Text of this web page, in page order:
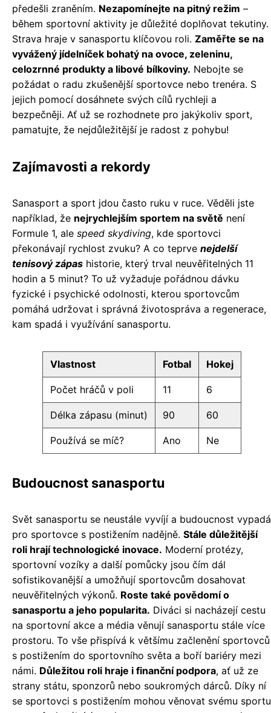
předešli zraněním. Nezapomínejte na pitný režim –
během sportovní aktivity je důležité doplňovat tekutiny.
Strava hraje v sanasportu klíčovou roli. Zaměřte se na
vyvážený jídelníček bohatý na ovoce, zeleninu,
celozrnné produkty a libové bílkoviny. Nebojte se
požádat o radu zkušenější sportovce nebo trenéra. S
jejich pomocí dosáhnete svých cílů rychleji a
bezpečněji. Ať už se rozhodnete pro jakýkoliv sport,
pamatujte, že nejdůležitější je radost z pohybu!
Zajímavosti a rekordy
Sanasport a sport jdou často ruku v ruce. Věděli jste
například, že nejrychlejším sportem na světě není
Formule 1, ale speed skydiving, kde sportovci
překonávají rychlost zvuku? A co teprve nejdelší
tenisový zápas historie, který trval neuvěřitelných 11
hodin a 5 minut? To už vyžaduje pořádnou dávku
fyzické i psychické odolnosti, kterou sportovcům
pomáhá udržovat i správná životospráva a regenerace,
kam spadá i využívání sanasportu.
Vlastnost Fotbal Hokej
Počet hráčů v poli 11 6
Délka zápasu (minut) 90 60
Používá se míč? Ano Ne
Budoucnost sanasportu
Svět sanasportu se neustále vyvíjí a budoucnost vypadá
pro sportovce s postižením nadějně. Stále důležitější
roli hrají technologické inovace. Moderní protézy,
sportovní vozíky a další pomůcky jsou čím dál
sofistikovanější a umožňují sportovcům dosahovat
neuvěřitelných výkonů. Roste také povědomí o
sanasportu a jeho popularita. Diváci si nacházejí cestu
na sportovní akce a média věnují sanasportu stále více
prostoru. To vše přispívá k většímu začlenění sportovců
s postižením do sportovního světa a boří bariéry mezi
námi. Důležitou roli hraje i finanční podpora, ať už ze
strany státu, sponzorů nebo soukromých dárců. Díky ní
se sportovci s postižením mohou věnovat svému sportu